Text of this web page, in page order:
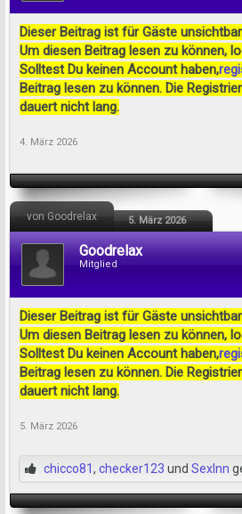
Dieser Beitrag ist für Gäste
Um diesen Beitrag lesen zu können,
Solltest Du keinen Account haben,
Beitrag lesen zu können. Die
dauert nicht lang.
4. März 2026
von Goodrelax 5. März 2026
Goodrelax
Mitglied
Dieser Beitrag ist für Gäste
Um diesen Beitrag lesen zu können,
Solltest Du keinen Account haben,
Beitrag lesen zu können. Die
dauert nicht lang.
5. März 2026
chicco81, checker123 und SexInn